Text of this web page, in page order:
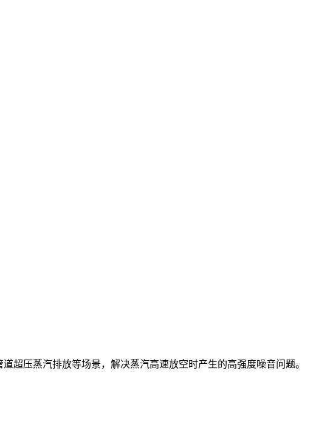
超压蒸汽排放等场景，解决蒸汽高速放空时产生的高强度噪音问题。